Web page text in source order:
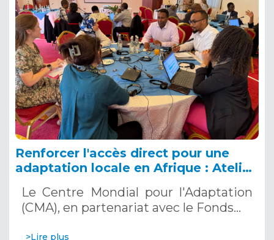
Renforcer l'accès direct pour une
adaptation locale en Afrique : Atelier
décembre 2024
Le Centre Mondial pour l'Adaptation
(CMA), en partenariat avec le Fonds…
>Lire plus